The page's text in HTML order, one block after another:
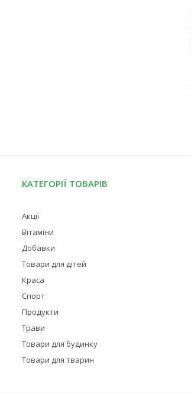
КАТЕГОРІЇ ТОВАРІВ
Акції
Вітаміни
Добавки
Товари для дітей
Краса
Спорт
Продукти
Трави
Товари для будинку
Товари для тварин